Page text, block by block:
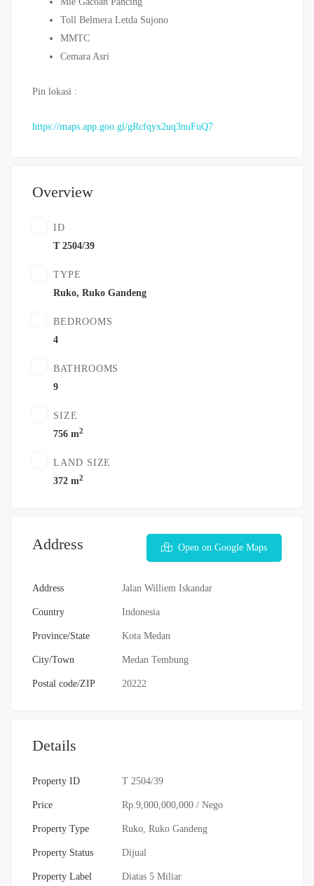
Toll Belmera Letda Sujono
MMTC
Cemara Asri
Pin lokasi :
https://maps.app.goo.gl/gRcfqyx2uq3nuFuQ7
Overview
ID
T 2504/39
TYPE
Ruko, Ruko Gandeng
BEDROOMS
4
BATHROOMS
9
SIZE
756 m2
LAND SIZE
372 m2
Address Open on Google Maps
Address Jalan Williem Iskandar
Country Indonesia
Province/State Kota Medan
City/Town Medan Tembung
Postal code/ZIP 20222
Details
Property ID T 2504/39
Price Rp.9,000,000,000 / Nego
Property Type Ruko, Ruko Gandeng
Property Status Dijual
Property Label Diatas 5 Miliar